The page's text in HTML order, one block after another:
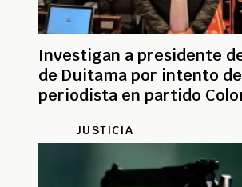
Investigan a presidente
de Duitama por intento
periodista en partido
JUSTICIA